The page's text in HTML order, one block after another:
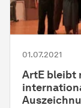
01.07.2021
ArtE bleibt